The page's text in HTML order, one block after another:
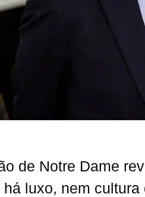
de Notre Dame
luxo, nem